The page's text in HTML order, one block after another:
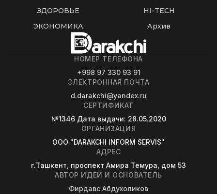
ЗДОРОВЬЕ
HI-TECH
ЭКОНОМИКА
Архив
НОМЕР ТЕЛЕФОНА
+998 97 330 93 91
ЭЛЕКТРОННАЯ ПОЧТА
d.darakchi@yandex.ru
СЕРТИФИКАТ
№1346 Дата выдачи: 28.05.2020
ОРГАНИЗАЦИЯ
OOO "DARAKCHI INFORM SERVIS"
АДРЕС
г.Ташкент, проспект Амира Темура, дом 53
АВТОР ИДЕИ И ОСНОВАТЕЛЬ
Фирдавс Абдухоликов